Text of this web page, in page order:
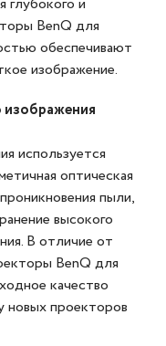
BenQ для
обеспечивают
изображение.
изображения
используется
оптическая
пыли,
высокого
В отличие от
BenQ для
качество
новых проекторов